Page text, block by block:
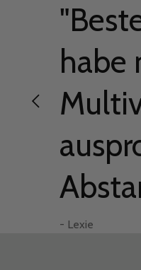
– Elizabeth
habe
- Lexie
– Brooke F.
- Jennifer M.
– Candis T.
– Gordon E.
– Elizabeth
- Lexie